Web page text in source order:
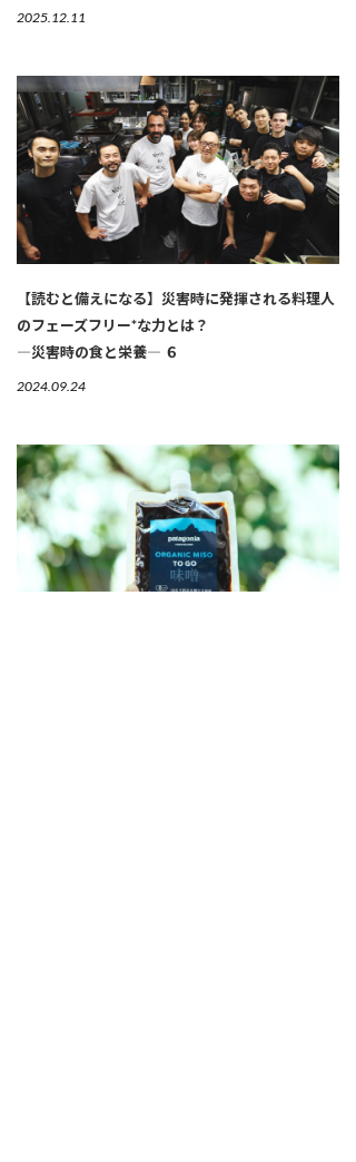
2025.12.11
【読むと備えになる】災害時に発揮される料理人
のフェーズフリー*な力とは？
―災害時の食と栄養― ６
2024.09.24